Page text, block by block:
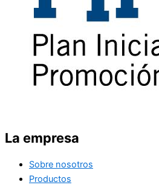
La empresa
Sobre nosotros
Productos